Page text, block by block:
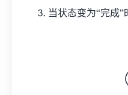
当状态变为“完成”